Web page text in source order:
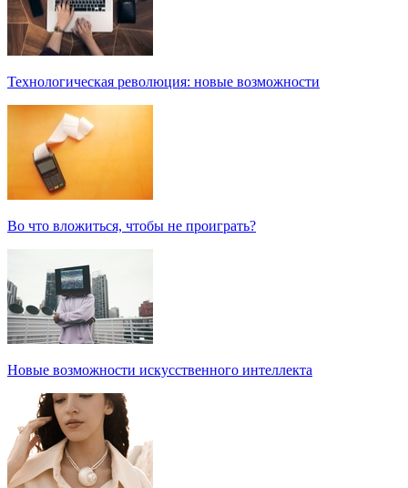
Технологическая революция: новые возможности
Во что вложиться, чтобы не проиграть?
Новые возможности искусственного интеллекта